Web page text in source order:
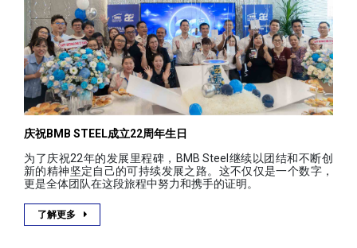
庆祝BMB STEEL成立22周年生日
为了庆祝22年的发展里程碑，BMB Steel继续以团结和不断创
新的精神坚定自己的可持续发展之路。这不仅仅是一个数字，
更是全体团队在这段旅程中努力和携手的证明。
了解更多